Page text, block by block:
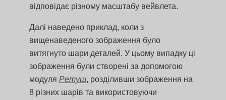
відповідає різному масштабу вейвлета.
Далі наведено приклад, коли з
вищенаведеного зображення було
витягнуто шари деталей. У цьому випадку ці
зображення були створені за допомогою
модуляРетуш, розділивши зображення на
8 різних шарів та використовуючи